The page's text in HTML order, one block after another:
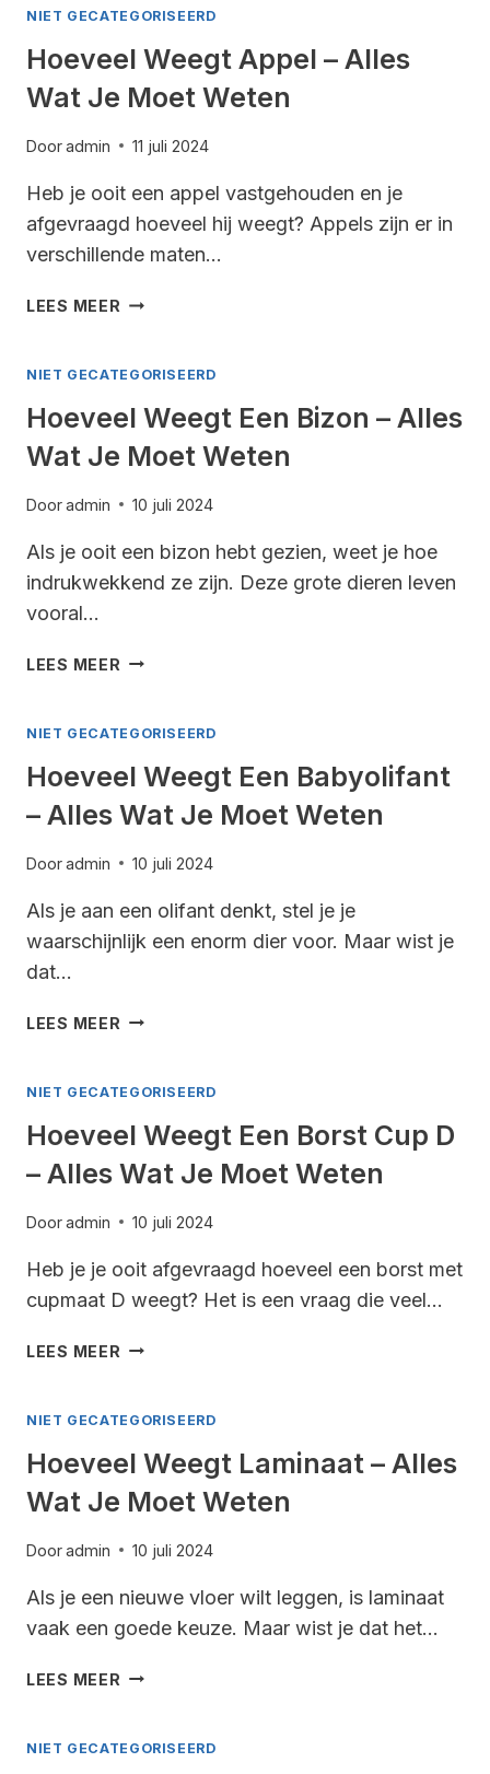
HUISSLEUTEL
ALLES
WAT
MOET
NIET GECATEGORISEERD
Hoeveel Weegt Appel – Alles
Wat Je Moet Weten
Dooradmin 11 juli 2024
Heb je ooit een appel vastgehouden en je
afgevraagd hoeveel hij weegt? Appels zijn er in
verschillende maten…
LEES MEER HOEVEEL
–
WAT
JE
WETEN
NIET GECATEGORISEERD
Hoeveel Weegt Een Bizon – Alles
Wat Je Moet Weten
Dooradmin 10 juli 2024
Als je ooit een bizon hebt gezien, weet je hoe
indrukwekkend ze zijn. Deze grote dieren leven
vooral…
LEES MEER HOEVEEL
BIZON
ALLES
WAT
MOET
NIET GECATEGORISEERD
Hoeveel Weegt Een Babyolifant
– Alles Wat Je Moet Weten
Dooradmin 10 juli 2024
Als je aan een olifant denkt, stel je je
waarschijnlijk een enorm dier voor. Maar wist je
dat…
LEES MEER HOEVEEL
BABYOLIFANT
ALLES
WAT
MOET
NIET GECATEGORISEERD
Hoeveel Weegt Een Borst Cup D
– Alles Wat Je Moet Weten
Dooradmin 10 juli 2024
Heb je je ooit afgevraagd hoeveel een borst met
cupmaat D weegt? Het is een vraag die veel…
LEES MEER HOEVEEL
BORST
D
WAT
MOET
WETEN
NIET GECATEGORISEERD
Hoeveel Weegt Laminaat – Alles
Wat Je Moet Weten
Dooradmin 10 juli 2024
Als je een nieuwe vloer wilt leggen, is laminaat
vaak een goede keuze. Maar wist je dat het…
LEES MEER HOEVEEL
–
NIET GECATEGORISEERD